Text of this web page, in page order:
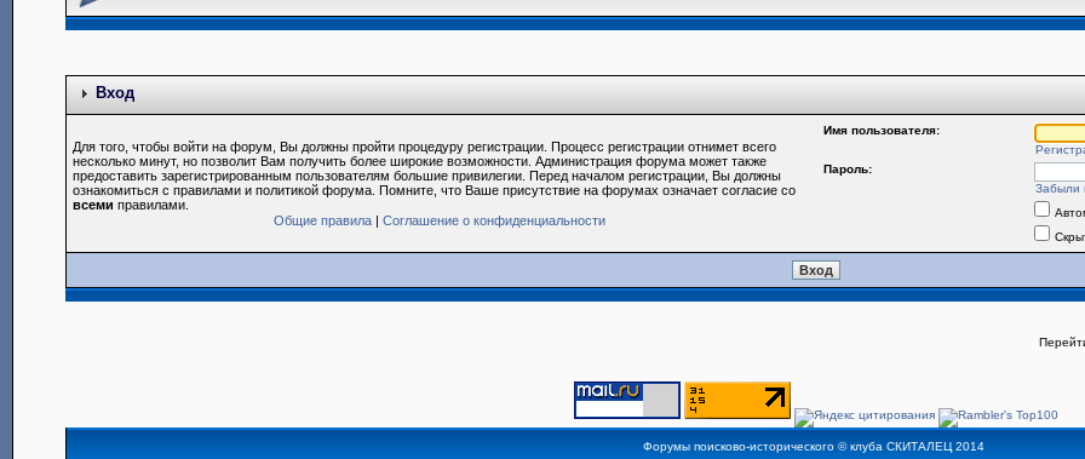
Вход
Для того, чтобы войти на форум, Вы должны пройти процедуру регистрации. Процесс регистрации отнимет всего
несколько минут, но позволит Вам получить более широкие возможности. Администрация форума может также
предоставить зарегистрированным пользователям большие привилегии. Перед началом регистрации, Вы должны
ознакомиться с правилами и политикой форума. Помните, что Ваше присутствие на форумах означает согласие со
всеми правилами.
Общие правила |Соглашение о конфиденциальности
Имя пользователя:
Пароль:
Забыли
Форумы поисково-исторического ©клуба СКИТАЛЕЦ2014